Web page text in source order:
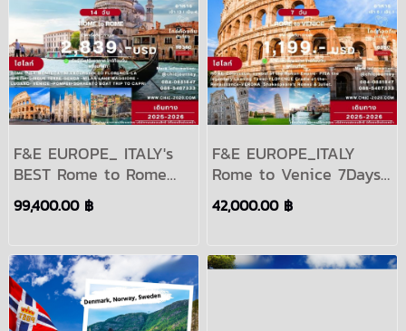
F&E EUROPE_ ITALY's
BEST Rome to Rome
14Days Period 2025
99,400.00 ฿
F&E EUROPE_ITALY
Rome to Venice 7Days
Period 2024-2025
42,000.00 ฿